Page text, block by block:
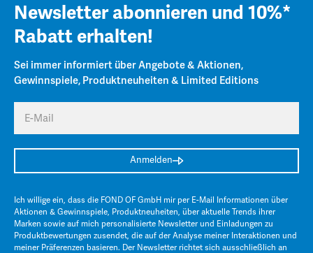
Newsletter abonnieren und 10%*
Rabatt erhalten!
Sei immer informiert über Angebote & Aktionen,
Gewinnspiele, Produktneuheiten & Limited Editions
E-Mail
Anmelden
Ich willige ein, dass die FOND OF GmbH mir per E-Mail Informationen über
Aktionen & Gewinnspiele, Produktneuheiten, über aktuelle Trends ihrer
Marken sowie auf mich personalisierte Newsletter und Einladungen zu
Produktbewertungen zusendet, die auf der Analyse meiner Interaktionen und
meiner Präferenzen basieren. Der Newsletter richtet sich ausschließlich an